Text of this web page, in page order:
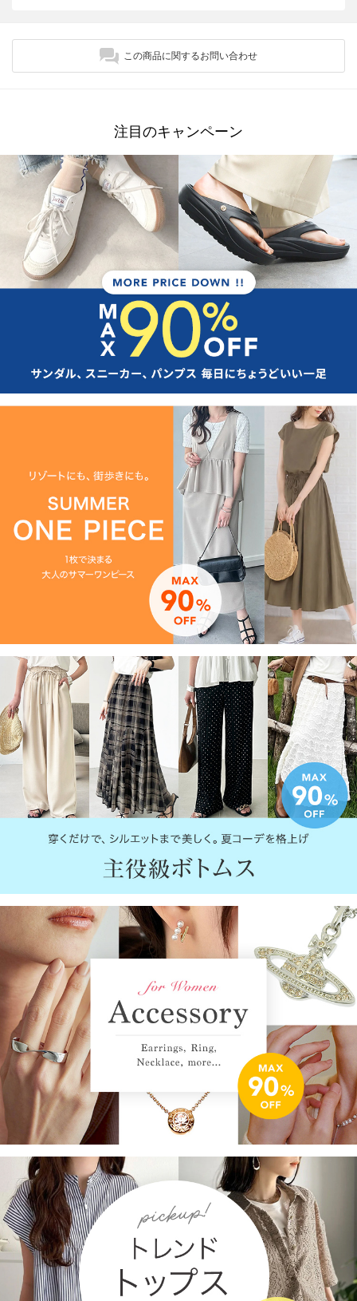
この商品に関するお問い合わせ
注目のキャンペーン